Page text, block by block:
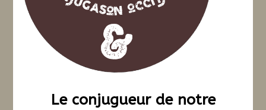
Le conjugueur de notre